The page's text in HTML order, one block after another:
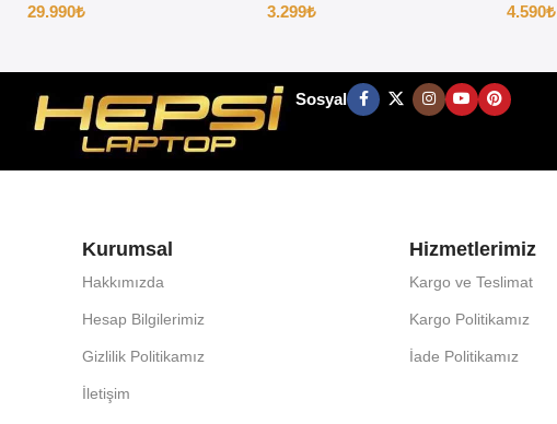
29.990₺
3.299₺
4.590₺
Sosyal
Kurumsal
Hakkımızda
Hesap Bilgilerimiz
Gizlilik Politikamız
İletişim
Hizmetlerimiz
Kargo ve Teslimat
Kargo Politikamız
İade Politikamız